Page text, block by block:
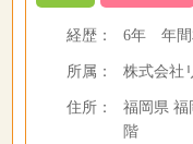
経歴： 6年年間
所属： 株式会社
住所：
福岡県 福
階